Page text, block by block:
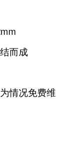
而成
情况免费维